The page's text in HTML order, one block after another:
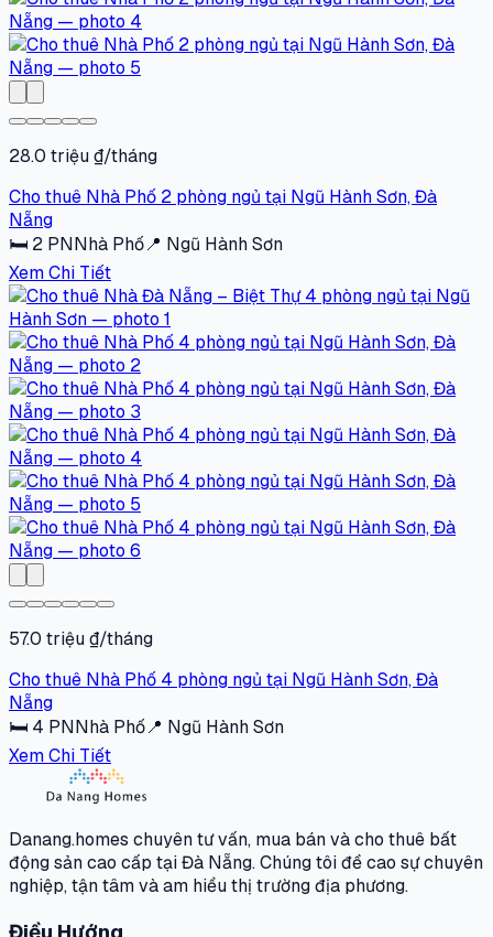
28.0 triệu ₫/tháng
Cho thuê Nhà Phố 2 phòng ngủ tại Ngũ Hành Sơn, Đà
Nẵng
🛏 2 PNNhà Phố📍 Ngũ Hành Sơn
Xem Chi Tiết
57.0 triệu ₫/tháng
Cho thuê Nhà Phố 4 phòng ngủ tại Ngũ Hành Sơn, Đà
Nẵng
🛏 4 PNNhà Phố📍 Ngũ Hành Sơn
Xem Chi Tiết
Danang.homes chuyên tư vấn, mua bán và cho thuê bất
động sản cao cấp tại Đà Nẵng. Chúng tôi đề cao sự chuyên
nghiệp, tận tâm và am hiểu thị trường địa phương.